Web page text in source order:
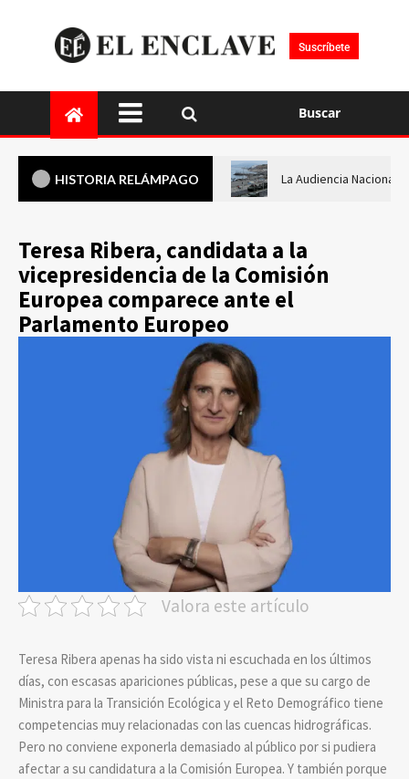
Suscríbete
Buscar
HISTORIA RELÁMPAGO La Audiencia Nacional
Teresa Ribera, candidata a la
vicepresidencia de la Comisión
Europea comparece ante el
Parlamento Europeo
Valora este artículo
Teresa Ribera apenas ha sido vista ni escuchada en los últimos
días, con escasas apariciones públicas, pese a que su cargo de
Ministra para la Transición Ecológica y el Reto Demográfico tiene
competencias muy relacionadas con las cuencas hidrográficas.
Pero no conviene exponerla demasiado al público por si pudiera
afectar a su candidatura a la Comisión Europea. Y también porque